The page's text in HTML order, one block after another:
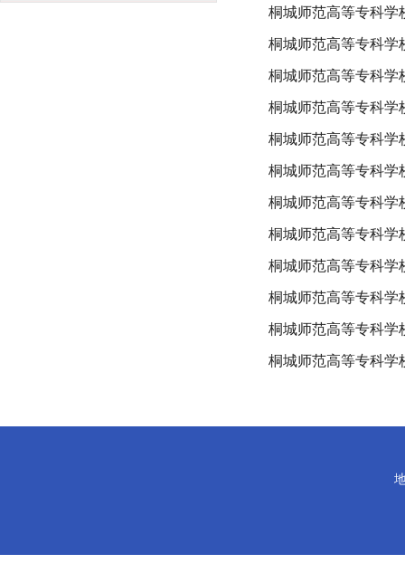
桐城师范高等专科学
桐城师范高等专科学
桐城师范高等专科学
桐城师范高等专科学
桐城师范高等专科学
桐城师范高等专科学
桐城师范高等专科学
桐城师范高等专科学
桐城师范高等专科学
桐城师范高等专科学
桐城师范高等专科学
桐城师范高等专科学